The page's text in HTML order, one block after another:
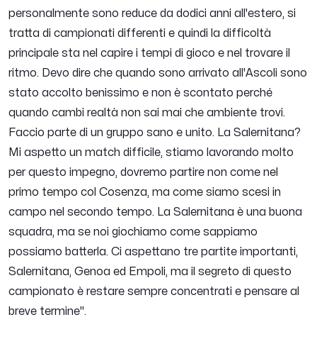
personalmente sono reduce da dodici anni all'estero, si
tratta di campionati differenti e quindi la difficoltà
principale sta nel capire i tempi di gioco e nel trovare il
ritmo. Devo dire che quando sono arrivato all'Ascoli sono
stato accolto benissimo e non è scontato perché
quando cambi realtà non sai mai che ambiente trovi.
Faccio parte di un gruppo sano e unito. La Salernitana?
Mi aspetto un match difficile, stiamo lavorando molto
per questo impegno, dovremo partire non come nel
primo tempo col Cosenza, ma come siamo scesi in
campo nel secondo tempo. La Salernitana è una buona
squadra, ma se noi giochiamo come sappiamo
possiamo batterla. Ci aspettano tre partite importanti,
Salernitana, Genoa ed Empoli, ma il segreto di questo
campionato è restare sempre concentrati e pensare al
breve termine".